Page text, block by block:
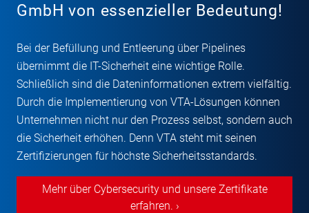
GmbH von essenzieller Bedeutung!
Bei der Befüllung und Entleerung über Pipelines
übernimmt die IT-Sicherheit eine wichtige Rolle.
Schließlich sind die Dateninformationen extrem vielfältig.
Durch die Implementierung von VTA-Lösungen können
Unternehmen nicht nur den Prozess selbst, sondern auch
die Sicherheit erhöhen. Denn VTA steht mit seinen
Zertifizierungen für höchste Sicherheitsstandards.
Mehr über Cybersecurity und unsere Zertifikate
erfahren. ›